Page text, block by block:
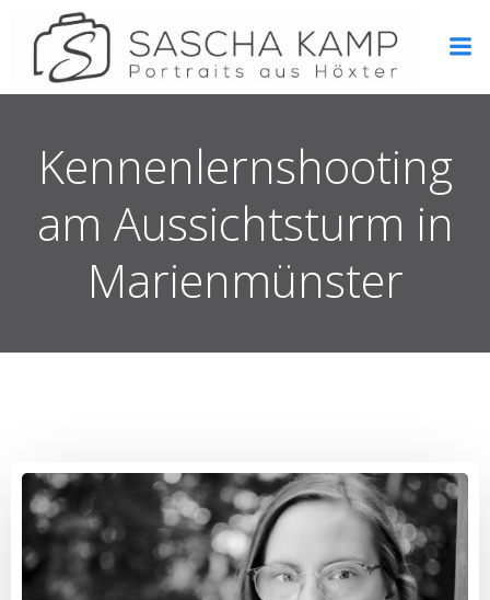
Inhalt
springen
Kennenlernshooting
am Aussichtsturm in
Marienmünster